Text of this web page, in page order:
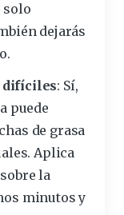
solo
dejarás
difíciles: Sí,
puede
de grasa
Aplica
la
minutos y